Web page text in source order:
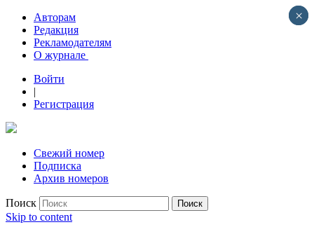
Авторам
Редакция
Рекламодателям
О журнале
Войти
|
Регистрация
Свежий номер
Подписка
Архив номеров
Поиск
Skip to content
×
×